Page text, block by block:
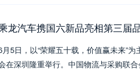
龙汽车携国六新品亮相第三届
月5日，以“荣耀五十载，价值赢未来”
在深圳隆重举行。中国物流与采购联